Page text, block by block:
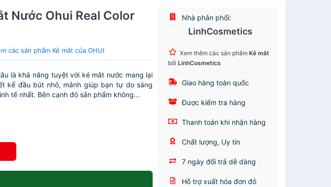
Nước Ohui Real Color
các sản phẩm Kẻ mắt của OHUI
là khả năng tuyệt vời kẻ mắt nước mang lại
kế đầu bút nhỏ, mảnh giúp bạn tự do sáng
tế nhất. Bên cạnh đó sản phẩm không...
Nhà phân phối:
LinhCosmetics
Xem thêm các sản phẩmKẻ mắt
bởiLinhCosmetics
Giao hàng toàn quốc
Được kiểm tra hàng
Thanh toán khi nhận hàng
Chất lượng, Uy tín
7 ngày đổi trả dễ dàng
Hỗ trợ xuất hóa đơn đỏ